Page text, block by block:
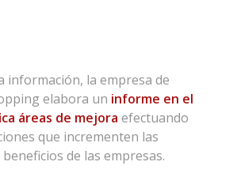
información, la empresa de
elabora un informe en el
áreas de mejora efectuando
que incrementen las
de las empresas.